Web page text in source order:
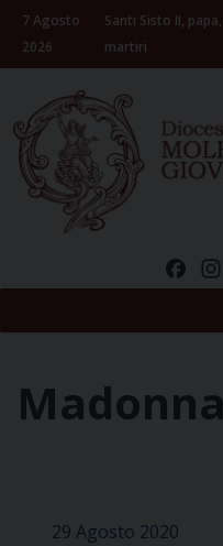
Skip
content
7 Agosto
2026
Santi Sisto II,
martiri
29 Agosto 2020